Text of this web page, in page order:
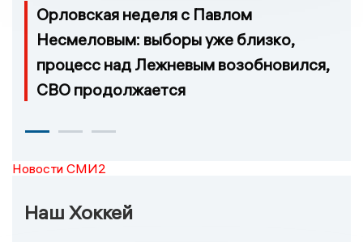
Орловская неделя с Павлом
Несмеловым: выборы уже близко,
процесс над Лежневым возобновился,
СВО продолжается
Новости СМИ2
Наш Хоккей